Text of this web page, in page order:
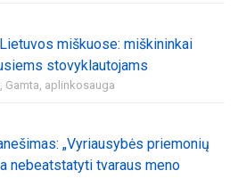
miškuose: miškininkai
stovyklautojams
Gamta, aplinkosauga
„Vyriausybės priemonių
nebeatstatyti tvaraus meno